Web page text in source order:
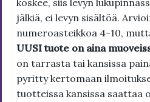
koskee, siis levyn
jälkiä, ei levyn sisältöä.
numeroasteikkoa 4-10,
UUSI tuote on aina
on tarrasta tai kansissa
pyritty kertomaan
tuotteissa kansissa saattaa